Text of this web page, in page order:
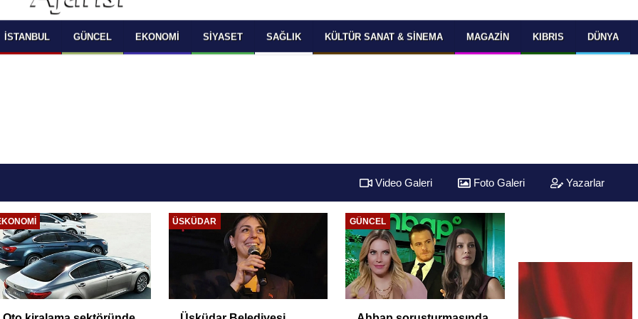
SELECT LANGUAGE YOU WOULD TO READ
OKUMAK İSTEDİĞİNİZ DİLİ SEÇİNİZ
Powered by
Translate
İSTANBUL GÜNCEL EKONOMI SIYASET SAĞLIK KÜLTÜR SANAT & SINEMA MAGAZIN KIBRIS DÜNYA
Video Galeri Foto Galeri Yazarlar
ÜSKÜDAR GÜNCEL